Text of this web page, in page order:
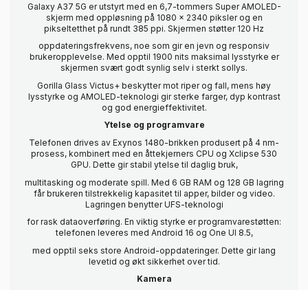
Galaxy A37 5G er utstyrt med en 6,7-tommers Super AMOLED-
skjerm med oppløsning på 1080 x 2340 piksler og en
pikseltetthet på rundt 385 ppi. Skjermen støtter 120 Hz
oppdateringsfrekvens, noe som gir en jevn og responsiv
brukeropplevelse. Med opptil 1900 nits maksimal lysstyrke er
skjermen svært godt synlig selv i sterkt sollys.
Gorilla Glass Victus+ beskytter mot riper og fall, mens høy
lysstyrke og AMOLED-teknologi gir sterke farger, dyp kontrast
og god energieffektivitet.
Ytelse og programvare
Telefonen drives av Exynos 1480-brikken produsert på 4 nm-
prosess, kombinert med en åttekjerners CPU og Xclipse 530
GPU. Dette gir stabil ytelse til daglig bruk,
multitasking og moderate spill. Med 6 GB RAM og 128 GB lagring
får brukeren tilstrekkelig kapasitet til apper, bilder og video.
Lagringen benytter UFS-teknologi
for rask dataoverføring. En viktig styrke er programvarestøtten:
telefonen leveres med Android 16 og One UI 8.5,
med opptil seks store Android-oppdateringer. Dette gir lang
levetid og økt sikkerhet over tid.
Kamera